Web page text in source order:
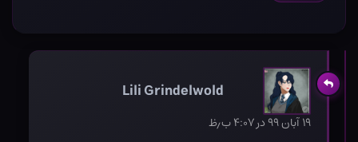
Lili Grindelwold
۱۹ آبان ۹۹ در ۴:۰۷ ب٫ظ